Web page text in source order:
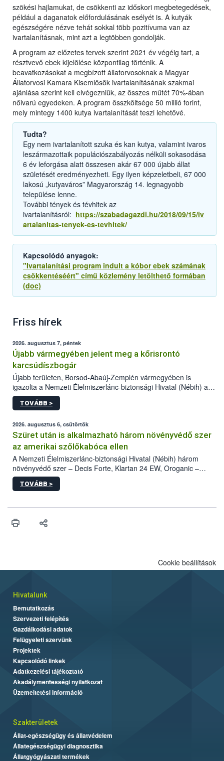
szökési hajlamukat, de csökkenti az időskori megbetegedések,
például a daganatok előfordulásának esélyét is. A kutyák
egészségére nézve tehát sokkal több pozitívuma van az
ivartalanításnak, mint azt a legtöbben gondolják.
A program az előzetes tervek szerint 2021 év végéig tart, a
résztvevő ebek kijelölése központilag történik. A
beavatkozásokat a megbízott állatorvosoknak a Magyar
Állatorvosi Kamara Kisemlősök ivartalanításának szakmai
ajánlása szerint kell elvégezniük, az összes műtét 70%-ában
nőivarú egyedeken. A program összköltsége 50 millió forint,
mely mintegy 1400 kutya ivartalanítását teszi lehetővé.
Tudta?
Egy nem ivartalanított szuka és kan kutya, valamint ivaros
leszármazottaik populációszabályozás nélküli sokasodása
6 év leforgása alatt összesen akár 67 000 újabb állat
születését eredményezheti. Egy ilyen képzeletbeli, 67 000
lakosú „kutyaváros” Magyarország 14. legnagyobb
települése lenne.
További tények és tévhitek az
ivartalanításról: https://szabadagazdi.hu/2018/09/15/iv
artalanitas-tenyek-es-tevhitek/
Kapcsolódó anyagok:
"Ivartalanítási program indult a kóbor ebek számának
csökkentéséért" című közlemény letölthető formában
(doc)
Friss hírek
2026. augusztus 7, péntek
Újabb vármegyében jelent meg a kőrisrontó
karcsúdíszbogár
Újabb területen, Borsod-Abaúj-Zemplén vármegyében is
igazolta a Nemzeti Élelmiszerlánc-biztonsági Hivatal (Nébih) a
kőrisrontó karcsúdíszbogár (Agrilus planipennis) jelenlétét. A
kártevőt nem csak színcsapdában találták meg, de már fertőzött
az intenzív felderítést, emellett az intézkedéseket a szlovák
hatósággal is összehangolják a terjedés megállítása érdekében.
TOVÁBB >
2026. augusztus 6, csütörtök
Szüret után is alkalmazható három növényvédő szer
az amerikai szőlőkabóca ellen
A Nemzeti Élelmiszerlánc-biztonsági Hivatal (Nébih) három
növényvédő szer – Decis Forte, Klartan 24 EW, Oroganic –
engedélyokiratát módosította, így azok a szüretet követően,
egészen a vesszőérettség (BBCH 91) stádiumáig
érésű szőlőkben is legyen lehetőség a károsító elleni további
felhasználók számára is elérhető és ökológiai termesztésben is
TOVÁBB >
Cookie beállítások
Hivatalunk
Bemutatkozás
Szervezeti felépítés
Gazdálkodási adatok
Felügyeleti szervünk
Projektek
Kapcsolódó linkek
Adatkezelési tájékoztató
Akadálymentességi nyilatkozat
Üzemeltetési információ
Szakterületek
Állat-egészségügy és állatvédelem
Állategészségügyi diagnosztika
Állatgyógyászati termékek